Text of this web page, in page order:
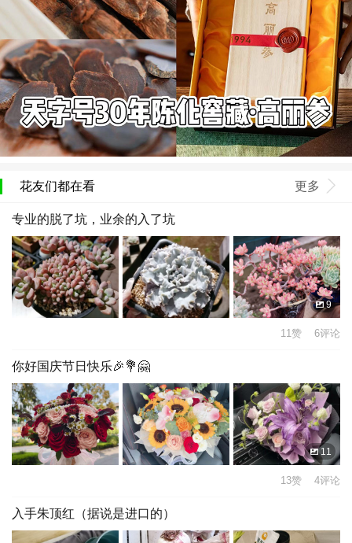
花友们都在看 更多
专业的脱了坑，业余的入了坑
9
11赞 6评论
你好国庆节日快乐🎉💐🤗
11
13赞 4评论
入手朱顶红（据说是进口的）